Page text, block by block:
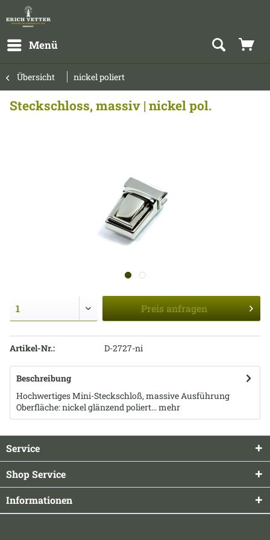
Menü
Übersicht nickel poliert
Steckschloss, massiv | nickel pol.
Preis anfragen
Artikel-Nr.: D-2727-ni
Beschreibung
Hochwertiges Mini-Steckschloß, massive Ausführung
Oberfläche: nickel glänzend poliert...mehr
Service
Shop Service
Informationen